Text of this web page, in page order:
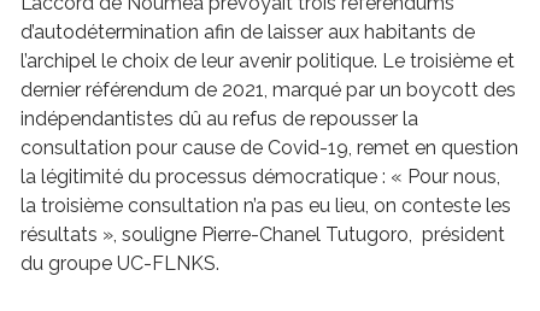
d’autodétermination afin de laisser aux habitants de
l’archipel le choix de leur avenir politique. Le troisième et
dernier référendum de 2021, marqué par un boycott des
indépendantistes dû au refus de repousser la
consultation pour cause de Covid-19, remet en question
la légitimité du processus démocratique : « Pour nous,
la troisième consultation n’a pas eu lieu, on conteste les
résultats », souligne Pierre-Chanel Tutugoro, président
du groupe UC-FLNKS.